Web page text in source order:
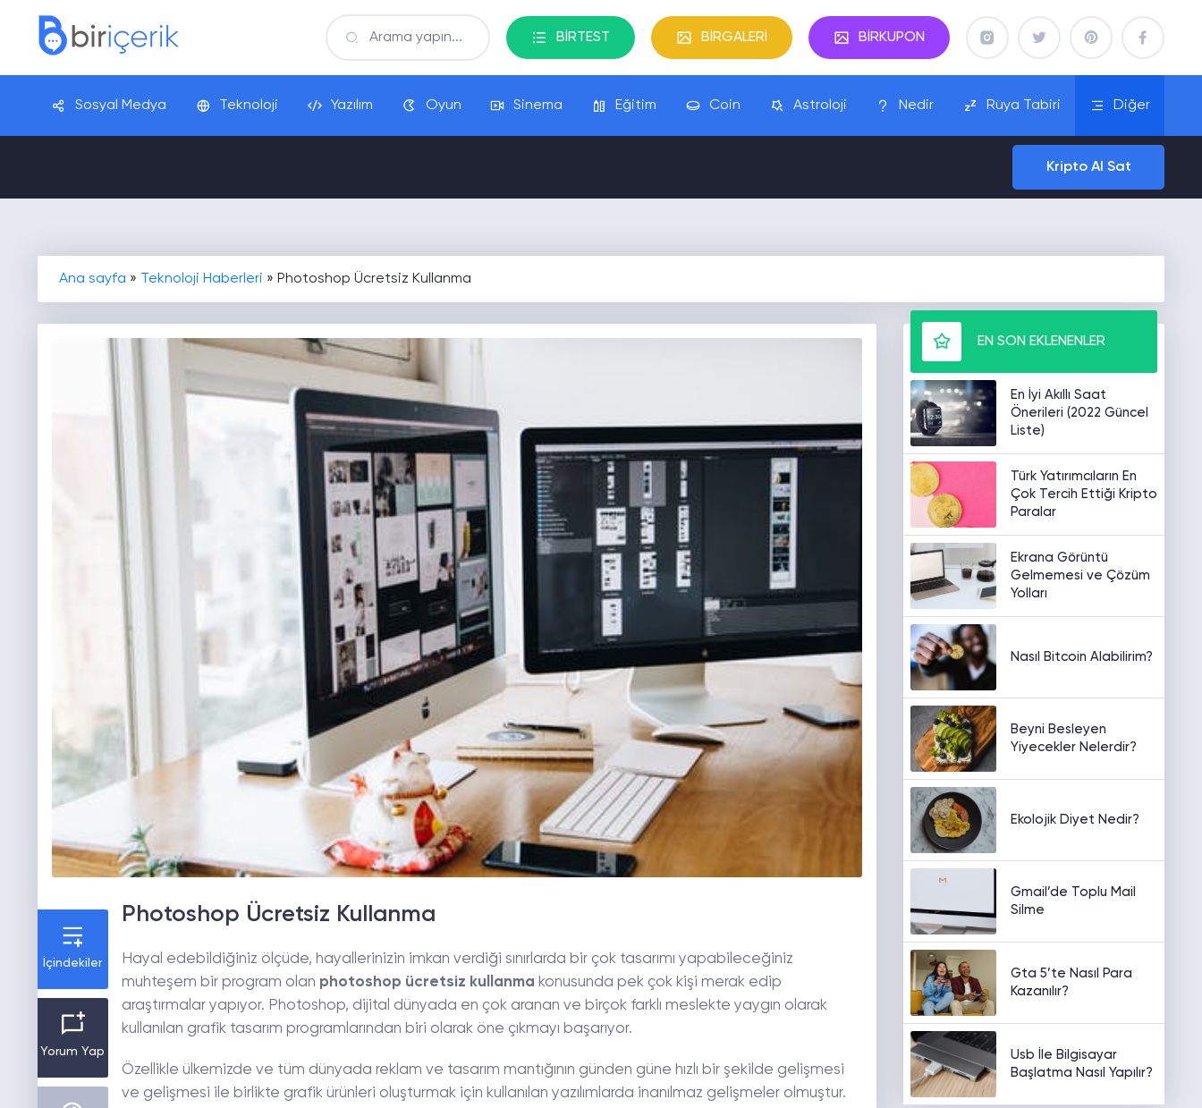
BİRTEST BİRGALERİ BİRKUPON
Sosyal Medya Teknoloji Yazılım Oyun Sinema Eğitim Coin Astroloji Nedir Rüya Tabiri Diğer
Kripto Al Sat
Ana sayfa » Teknoloji Haberleri » Photoshop Ücretsiz Kullanma
İçindekiler
Yorum Yap
Photoshop Ücretsiz Kullanma
Hayal edebildiğiniz ölçüde, hayallerinizin imkan verdiği sınırlarda bir çok tasarımı yapabileceğiniz
muhteşem bir program olan photoshop ücretsiz kullanma konusunda pek çok kişi merak edip
araştırmalar yapıyor. Photoshop, dijital dünyada en çok aranan ve birçok farklı meslekte yaygın olarak
kullanılan grafik tasarım programlarından biri olarak öne çıkmayı başarıyor.
Özellikle ülkemizde ve tüm dünyada reklam ve tasarım mantığının günden güne hızlı bir şekilde gelişmesi
ve gelişmesi ile birlikte grafik ürünleri oluşturmak için kullanılan yazılımlarda inanılmaz gelişmeler olmuştur.
EN SON EKLENENLER
En İyi Akıllı Saat
Önerileri (2022 Güncel
Liste)
Türk Yatırımcıların En
Çok Tercih Ettiği Kripto
Paralar
Ekrana Görüntü
Gelmemesi ve Çözüm
Yolları
Nasıl Bitcoin Alabilirim?
Beyni Besleyen
Yiyecekler Nelerdir?
Ekolojik Diyet Nedir?
Gmail’de Toplu Mail
Silme
Gta 5’te Nasıl Para
Kazanılır?
Usb İle Bilgisayar
Başlatma Nasıl Yapılır?